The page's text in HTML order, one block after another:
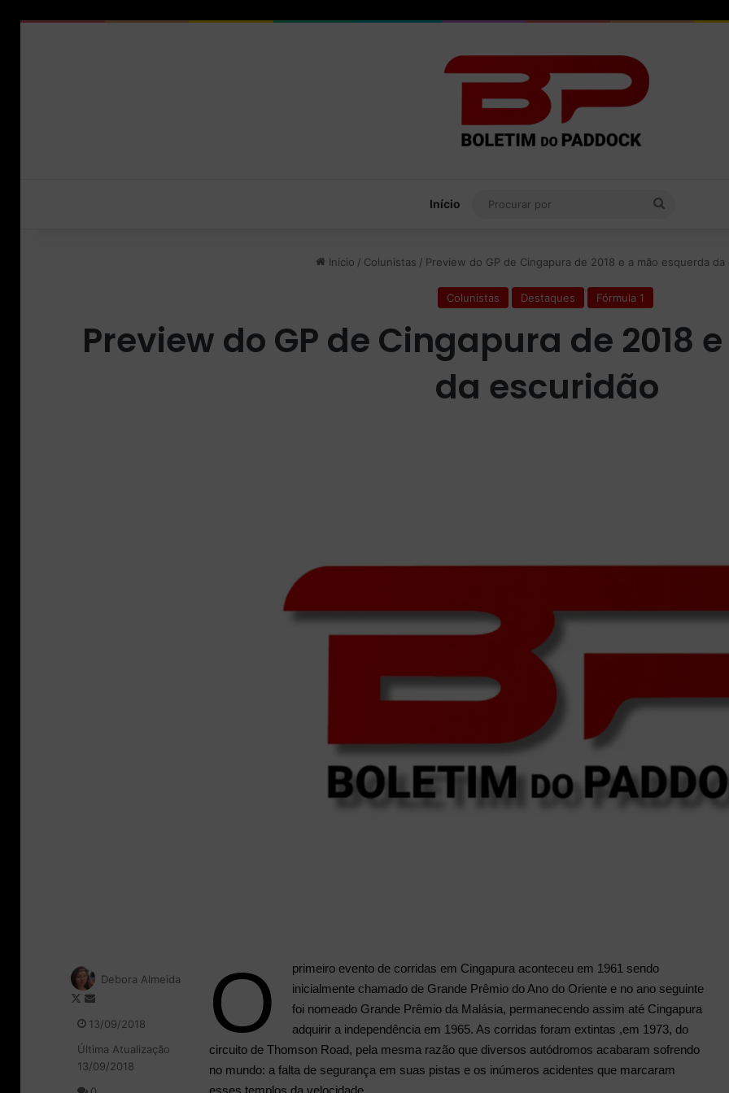
Início
Início / Colunistas / Preview do GP de Cingapura de 2018 e a mão esquerda da
Colunistas Destaques Fórmula 1
Preview do GP de Cingapura de 2018
da escuridão
O
primeiro evento de corridas em Cingapura aconteceu em 1961 sendo
inicialmente chamado de Grande Prêmio do Ano do Oriente e no ano seguinte
foi nomeado Grande Prêmio da Malásia, permanecendo assim até Cingapura
adquirir a independência em 1965. As corridas foram extintas ,em 1973, do
circuito de Thomson Road, pela mesma razão que diversos autódromos acabaram sofrendo
no mundo: a falta de segurança em suas pistas e os inúmeros acidentes que marcaram
esses templos da velocidade.
Debora Almeida
F
o
n
d
e
13/09/2018
Última Atualização
13/09/2018